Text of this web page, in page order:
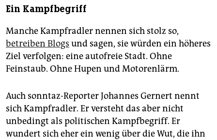
Ein Kampfbegriff
Manche Kampfradler nennen sich stolz so,
betreiben Blogs und sagen, sie würden ein höheres
Ziel verfolgen: eine autofreie Stadt. Ohne
Feinstaub. Ohne Hupen und Motorenlärm.
Auch sonntaz-Reporter Johannes Gernert nennt
sich Kampfradler. Er versteht das aber nicht
unbedingt als politischen Kampfbegriff. Er
wundert sich eher ein wenig über die Wut, die ihn